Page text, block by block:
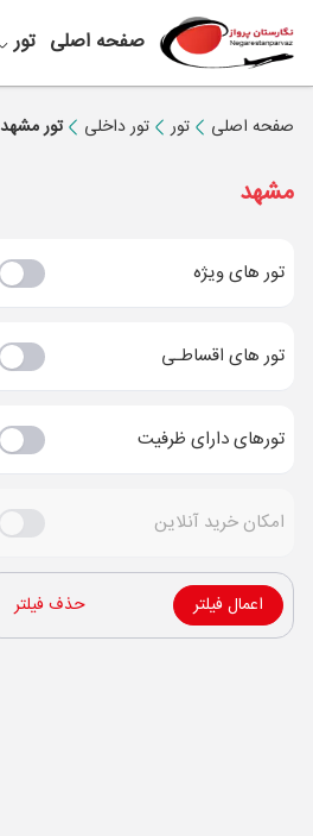
صفحه اصلی تور
صفحه اصلی تور تور داخلی تور مشهد
مشهد
تور های ویژه
تور های اقساطـی
تورهای دارای ظرفیت
امکان خرید آنلاین
اعمال فیلتر حذف فیلتر